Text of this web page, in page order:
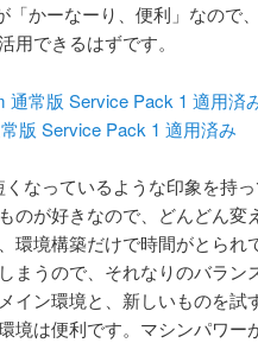
かーなーり、便利」なので
用できるはずです。
通常版 Service Pack 1 適用済
版 Service Pack 1 適用済み
なっているような印象を持
のが好きなので、どんどん変
環境構築だけで時間がとられ
まうので、それなりのバラン
イン環境と、新しいものを試
境は便利です。マシンパワー